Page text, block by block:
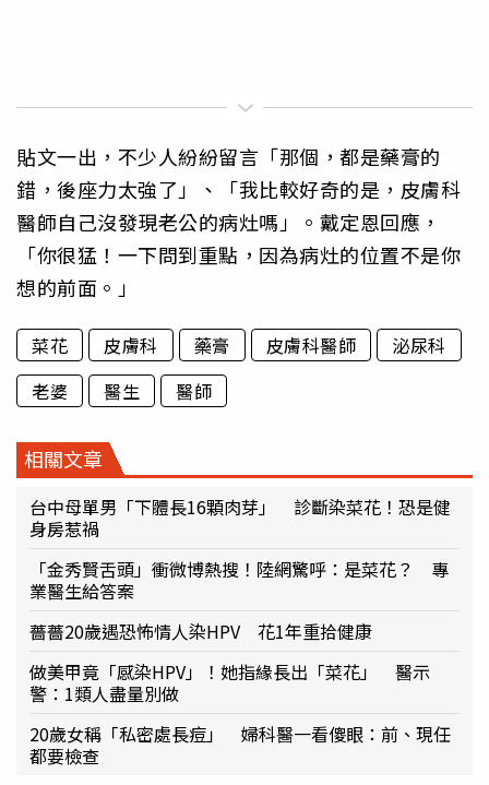
貼文一出，不少人紛紛留言「那個，都是藥膏的
錯，後座力太強了」、「我比較好奇的是，皮膚科
醫師自己沒發現老公的病灶嗎」。戴定恩回應，
「你很猛！一下問到重點，因為病灶的位置不是你
想的前面。」
菜花 皮膚科 藥膏 皮膚科醫師
泌尿科
老婆
醫生 醫師
相關文章
台中母單男「下體長16顆肉芽」 診斷染菜花！恐是健
身房惹禍
「金秀賢舌頭」衝微博熱搜！陸網驚呼：是菜花？ 專
業醫生給答案
薔薔20歲遇恐怖情人染HPV 花1年重拾健康
做美甲竟「感染HPV」！她指緣長出「菜花」 醫示
警：1類人盡量別做
20歲女稱「私密處長痘」 婦科醫一看傻眼：前、現任
都要檢查